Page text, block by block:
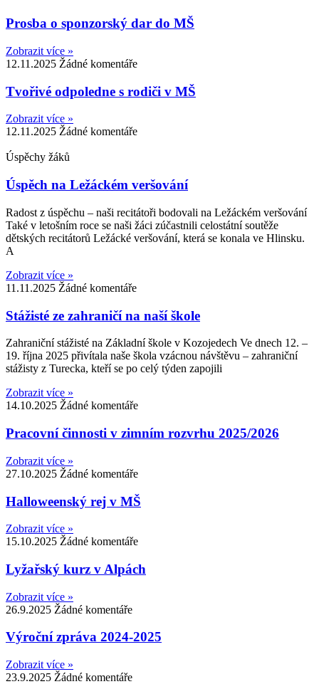
Prosba o sponzorský dar do MŠ
Zobrazit více »
12.11.2025 Žádné komentáře
Tvořivé odpoledne s rodiči v MŠ
Zobrazit více »
12.11.2025 Žádné komentáře
Úspěchy žáků
Úspěch na Ležáckém veršování
Radost z úspěchu – naši recitátoři bodovali na Ležáckém veršování
Také v letošním roce se naši žáci zúčastnili celostátní soutěže
dětských recitátorů Ležácké veršování, která se konala ve Hlinsku.
A
Zobrazit více »
11.11.2025 Žádné komentáře
Stážisté ze zahraničí na naší škole
Zahraniční stážisté na Základní škole v Kozojedech Ve dnech 12. –
19. října 2025 přivítala naše škola vzácnou návštěvu – zahraniční
stážisty z Turecka, kteří se po celý týden zapojili
Zobrazit více »
14.10.2025 Žádné komentáře
Pracovní činnosti v zimním rozvrhu 2025/2026
Zobrazit více »
27.10.2025 Žádné komentáře
Halloweenský rej v MŠ
Zobrazit více »
15.10.2025 Žádné komentáře
Lyžařský kurz v Alpách
Zobrazit více »
26.9.2025 Žádné komentáře
Výroční zpráva 2024-2025
Zobrazit více »
23.9.2025 Žádné komentáře